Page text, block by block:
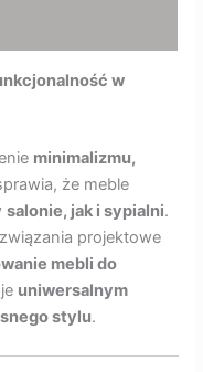
w
minimalizmu,
że meble
salonie, jak i sypialni.
projektowe
mebli do
uniwersalnym
stylu.